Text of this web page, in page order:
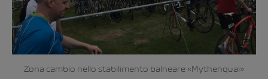
Zona cambio nello stabilimento balneare «Mythenquai»